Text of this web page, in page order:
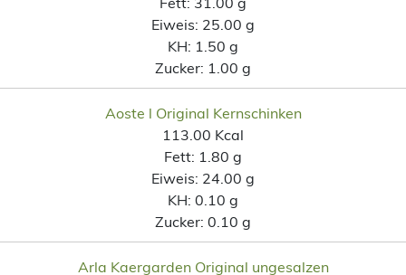
Eiweis: 25.00 g
KH: 1.50 g
Zucker: 1.00 g
Aoste l Original Kernschinken
113.00 Kcal
Fett: 1.80 g
Eiweis: 24.00 g
KH: 0.10 g
Zucker: 0.10 g
Arla Kaergarden Original ungesalzen